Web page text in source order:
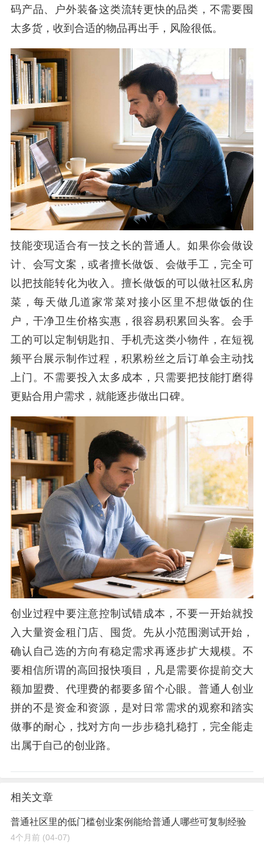
码产品、户外装备这类流转更快的品类，不需要囤
太多货，收到合适的物品再出手，风险很低。
技能变现适合有一技之长的普通人。如果你会做设
计、会写文案，或者擅长做饭、会做手工，完全可
以把技能转化为收入。擅长做饭的可以做社区私房
菜，每天做几道家常菜对接小区里不想做饭的住
户，干净卫生价格实惠，很容易积累回头客。会手
工的可以定制钥匙扣、手机壳这类小物件，在短视
频平台展示制作过程，积累粉丝之后订单会主动找
上门。不需要投入太多成本，只需要把技能打磨得
更贴合用户需求，就能逐步做出口碑。
创业过程中要注意控制试错成本，不要一开始就投
入大量资金租门店、囤货。先从小范围测试开始，
确认自己选的方向有稳定需求再逐步扩大规模。不
要相信所谓的高回报快项目，凡是需要你提前交大
额加盟费、代理费的都要多留个心眼。普通人创业
拼的不是资金和资源，是对日常需求的观察和踏实
做事的耐心，找对方向一步步稳扎稳打，完全能走
出属于自己的创业路。
相关文章
普通社区里的低门槛创业案例能给普通人哪些可复制经验
4个月前 (04-07)